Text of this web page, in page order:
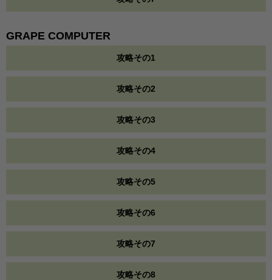
GRAPE COMPUTER
攻略その1
攻略その2
攻略その3
攻略その4
攻略その5
攻略その6
攻略その7
攻略その8